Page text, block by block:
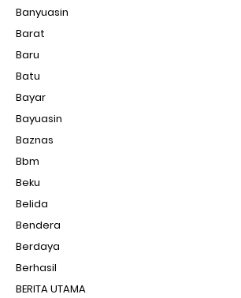
Banyuasin
Barat
Baru
Batu
Bayar
Bayuasin
Baznas
Bbm
Beku
Belida
Bendera
Berdaya
Berhasil
BERITA UTAMA